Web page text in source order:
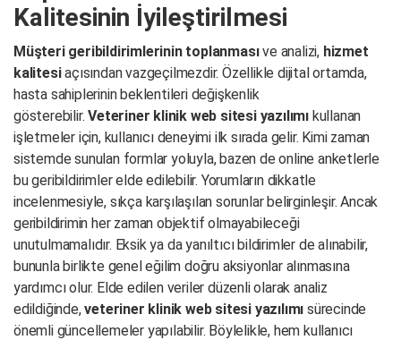
Kalitesinin İyileştirilmesi
Müşteri geribildirimlerinin toplanmasıve analizi, hizmet
kalitesiaçısından vazgeçilmezdir. Özellikle dijital ortamda,
hasta sahiplerinin beklentileri değişkenlik
gösterebilir.Veteriner klinik web sitesi yazılımı kullanan
işletmeler için, kullanıcı deneyimi ilk sırada gelir. Kimi zaman
sistemde sunulan formlar yoluyla, bazen de online anketlerle
bu geribildirimler elde edilebilir. Yorumların dikkatle
incelenmesiyle, sıkça karşılaşılan sorunlar belirginleşir. Ancak
geribildirimin her zaman objektif olmayabileceği
unutulmamalıdır. Eksik ya da yanıltıcı bildirimler de alınabilir,
bununla birlikte genel eğilim doğru aksiyonlar alınmasına
yardımcı olur. Elde edilen veriler düzenli olarak analiz
edildiğinde,veteriner klinik web sitesi yazılımı sürecinde
önemli güncellemeler yapılabilir. Böylelikle, hem kullanıcı